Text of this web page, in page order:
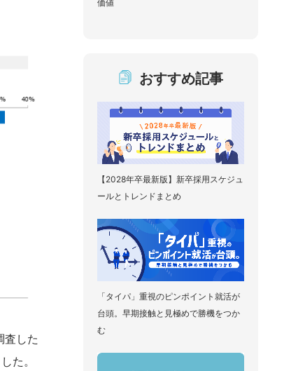
査した
た。
価値
おすすめ記事
【2028年卒最新版】新卒採用スケジュ
ールとトレンドまとめ
「タイパ」重視のピンポイント就活が
台頭。早期接触と見極めで勝機をつか
む